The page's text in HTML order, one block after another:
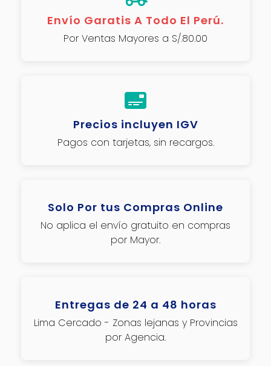
Envío Garatis A Todo El Perú.
Por Ventas Mayores a S/.80.00
Precios incluyen IGV
Pagos con tarjetas, sin recargos.
Solo Por tus Compras Online
No aplica el envío gratuito en compras
por Mayor.
Entregas de 24 a 48 horas
Lima Cercado - Zonas lejanas y Provincias
por Agencia.